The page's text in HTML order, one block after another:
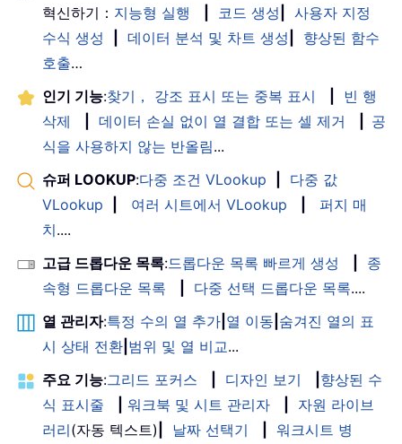
혁신하기： 지능형 실행 코드 생성
사용자 지정
수식 생성
데이터 분석 및 차트 생성
향상된 함수
호출…
인기 기능:찾기， 강조 표시 또는 중복 표시
빈 행
삭제
데이터 손실 없이 열 결합 또는 셀 제거
공
식을 사용하지 않는 반올림...
슈퍼 LOOKUP:다중 조건 VLookup
다중 값
VLookup
여러 시트에서 VLookup
퍼지 매
치....
고급 드롭다운 목록:드롭다운 목록 빠르게 생성
종
속형 드롭다운 목록
다중 선택 드롭다운 목록....
열 관리자:특정 수의 열 추가 열 이동 숨겨진 열의 표
시 상태 전환 범위 및 열 비교...
주요 기능:그리드 포커스 디자인 보기
향상된 수
식 표시줄
워크북 및 시트 관리자
자원 라이브
러리(자동 텍스트) 날짜 선택기
워크시트 병